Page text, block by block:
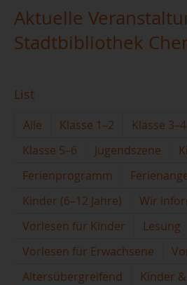
Aktuelle
Stadtbibliothek
List
Alle Klasse 1–2 Klasse 3–4
Klasse 5–6
Jugendszene
Ferienprogramm
Kinder (6–12 Jahre)
Wir
Vorlesen für Kinder
Lesung
Vorlesen für Erwachsene
Altersübergreifend
Kinder